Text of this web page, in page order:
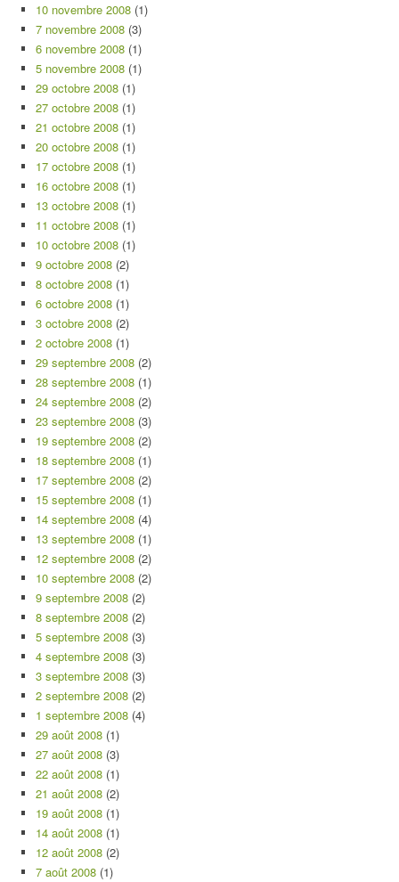
10 novembre 2008 (1)
7 novembre 2008 (3)
6 novembre 2008 (1)
5 novembre 2008 (1)
29 octobre 2008 (1)
27 octobre 2008 (1)
21 octobre 2008 (1)
20 octobre 2008 (1)
17 octobre 2008 (1)
16 octobre 2008 (1)
13 octobre 2008 (1)
11 octobre 2008 (1)
10 octobre 2008 (1)
9 octobre 2008 (2)
8 octobre 2008 (1)
6 octobre 2008 (1)
3 octobre 2008 (2)
2 octobre 2008 (1)
29 septembre 2008 (2)
28 septembre 2008 (1)
24 septembre 2008 (2)
23 septembre 2008 (3)
19 septembre 2008 (2)
18 septembre 2008 (1)
17 septembre 2008 (2)
15 septembre 2008 (1)
14 septembre 2008 (4)
13 septembre 2008 (1)
12 septembre 2008 (2)
10 septembre 2008 (2)
9 septembre 2008 (2)
8 septembre 2008 (2)
5 septembre 2008 (3)
4 septembre 2008 (3)
3 septembre 2008 (3)
2 septembre 2008 (2)
1 septembre 2008 (4)
29 août 2008 (1)
27 août 2008 (3)
22 août 2008 (1)
21 août 2008 (2)
19 août 2008 (1)
14 août 2008 (1)
12 août 2008 (2)
7 août 2008 (1)